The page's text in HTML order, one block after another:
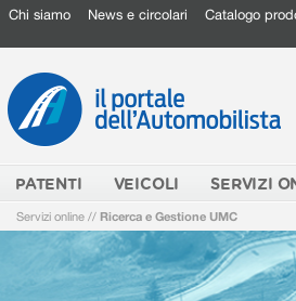
Chi siamo News e circolari Catalogo
PATENTI VEICOLI SERVIZI
Servizi online // Ricerca e Gestione UMC